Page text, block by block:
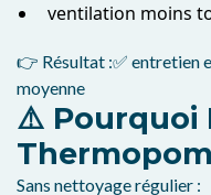
ventilation moins
👉 Résultat :✅ entretien
moyenne
⚠️ Pourquoi
Sans nettoyage régulier :